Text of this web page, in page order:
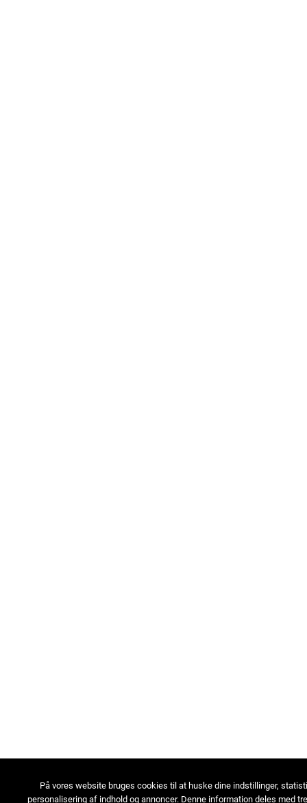
På vores website bruges cookies til at huske dine indstillinger,
personalisering af indhold og annoncer. Denne information deles med